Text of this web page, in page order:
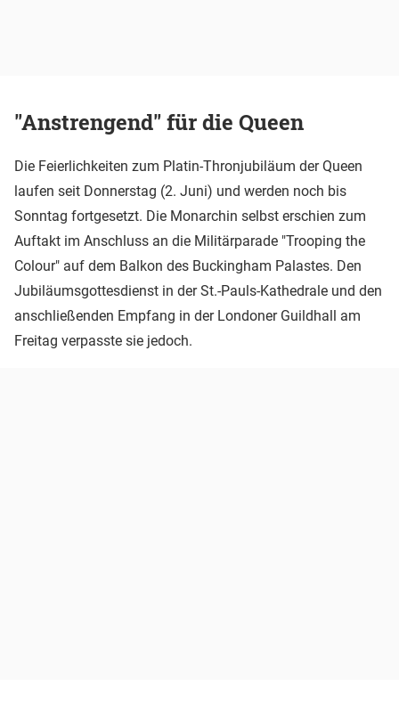
"Anstrengend" für die Queen
Die Feierlichkeiten zum Platin-Thronjubiläum der Queen
laufen seit Donnerstag (2. Juni) und werden noch bis
Sonntag fortgesetzt. Die Monarchin selbst erschien zum
Auftakt im Anschluss an die Militärparade "Trooping the
Colour" auf dem Balkon des Buckingham Palastes. Den
Jubiläumsgottesdienst in der St.-Pauls-Kathedrale und den
anschließenden Empfang in der Londoner Guildhall am
Freitag verpasste sie jedoch.